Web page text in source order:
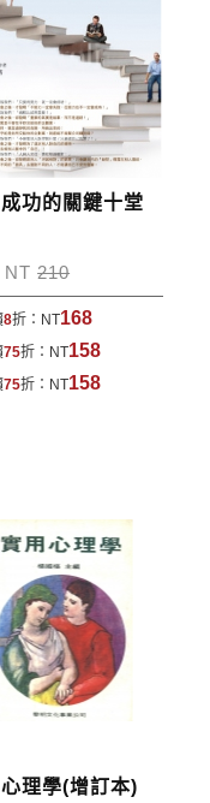
的訂單」，查詢
含)以上，採國內
須自付80元運
後48小時內回覆運
寄方式寄送到您
功的關鍵十堂
NT210
8折： NT168
75折： NT158
75折： NT158
理學(增訂本)